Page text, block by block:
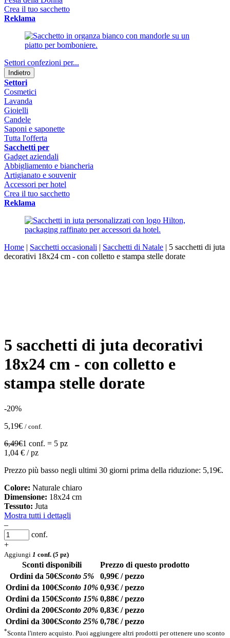
Crea il tuo sacchetto
Reklama
Settori confezioni per...
Indietro
Settori
Cosmetici
Lavanda
Gioielli
Candele
Saponi e saponette
Tutta l'offerta
Sacchetti per
Gadget aziendali
Abbigliamento e biancheria
Artigianato e souvenir
Accessori per hotel
Crea il tuo sacchetto
Reklama
Home | Sacchetti occasionali | Sacchetti di Natale | 5 sacchetti di juta
decorativi 18x24 cm - con colletto e stampa stelle dorate
5 sacchetti di juta decorativi
18x24 cm - con colletto e
stampa stelle dorate
-20%
5,19€ / conf.
6,49€1 conf. = 5 pz
1,04 € / pz
Prezzo più basso negli ultimi 30 giorni prima della riduzione: 5,19€.
Colore: Naturale chiaro
Dimensione: 18x24 cm
Tessuto: Juta
Mostra tutti i dettagli
–
conf.
+
Aggiungi 1 conf. (5 pz)
Sconti disponibili
Prezzo di questo prodotto
Ordini da 50€Sconto 5%
0,99€ / pezzo
Ordini da 100€Sconto 10% 0,93€ / pezzo
Ordini da 150€Sconto 15% 0,88€ / pezzo
Ordini da 200€Sconto 20% 0,83€ / pezzo
Ordini da 300€Sconto 25% 0,78€ / pezzo
*Sconta l'intero acquisto. Puoi aggiungere altri prodotti per ottenere uno sconto